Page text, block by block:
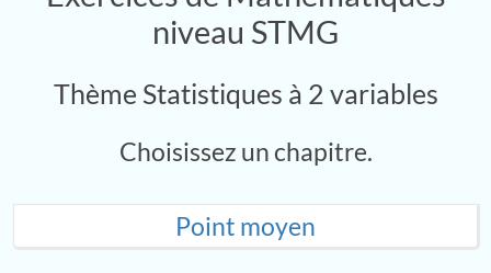
niveau STMG
Thème Statistiques à 2 variables
Choisissez un chapitre.
Point moyen